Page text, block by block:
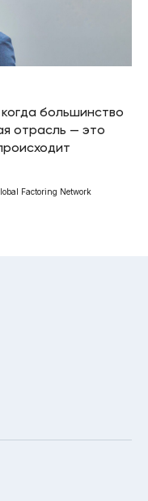
большинство
отрасль — это
Factoring Network